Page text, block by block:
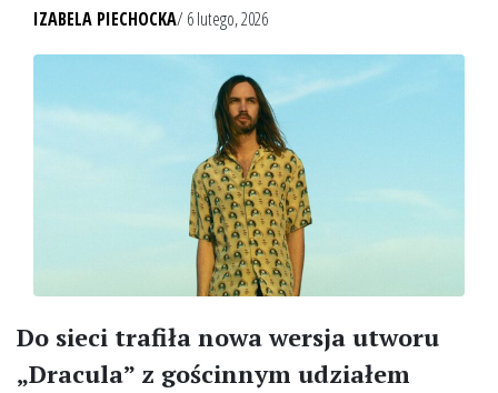
IZABELA PIECHOCKA/ 6 lutego, 2026
Do sieci trafiła nowa wersja utworu
„Dracula” z gościnnym udziałem